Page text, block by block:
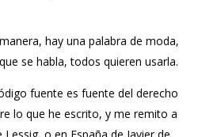
hay una palabra de moda,
se habla, todos quieren usarla.
fuente es fuente del derecho
lo que he escrito, y me remito a
o en España de Javier de